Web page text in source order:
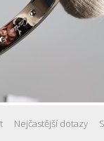
Nejčastější dotazy